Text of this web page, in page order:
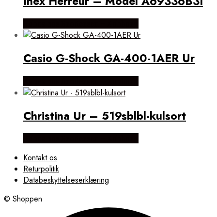
Casio G-Shock GA-400-1AER Ur
Christina Ur – 519sblbl-kulsort
Kontakt os
Returpolitik
Databeskyttelseserklæring
© Shoppen